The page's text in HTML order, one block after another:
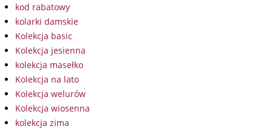
kod rabatowy
kolarki damskie
Kolekcja basic
Kolekcja jesienna
kolekcja masełko
Kolekcja na lato
Kolekcja welurów
Kolekcja wiosenna
kolekcja zima